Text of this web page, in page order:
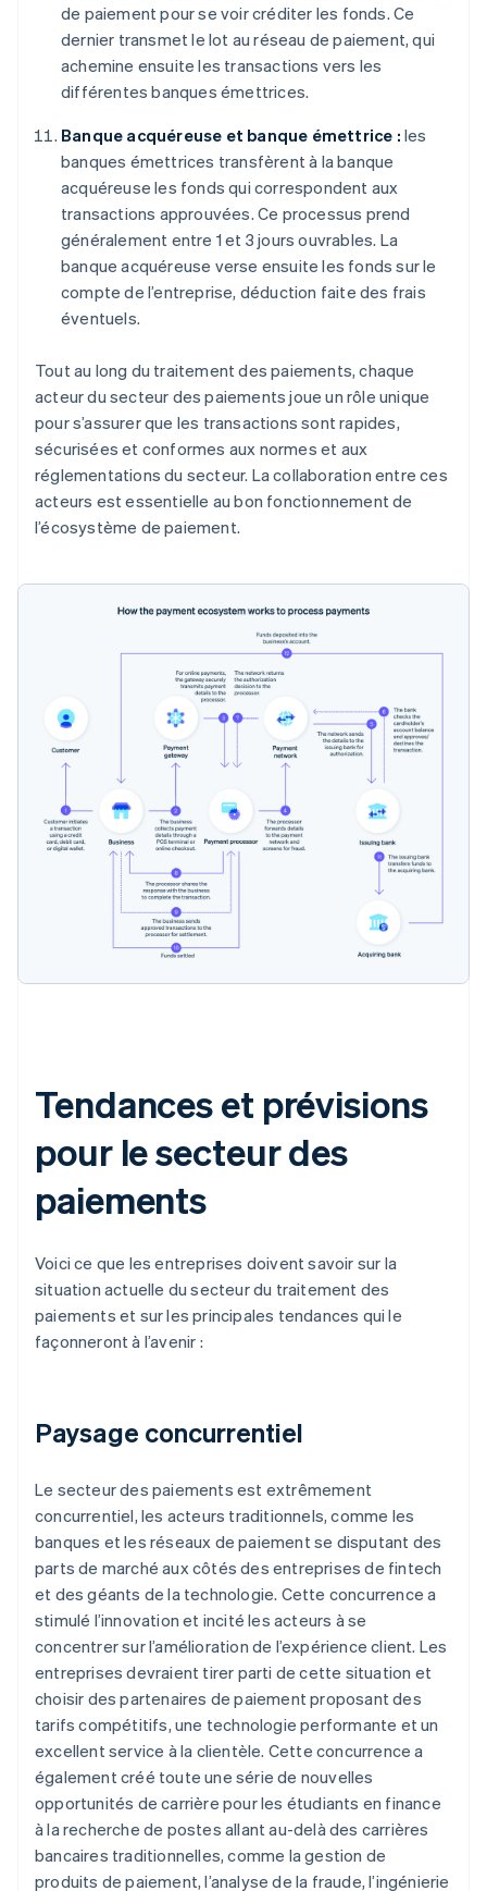
de paiement pour se voir créditer les fonds. Ce
dernier transmet le lot au réseau de paiement, qui
achemine ensuite les transactions vers les
différentes banques émettrices.
Banque acquéreuse et banque émettrice : les
banques émettrices transfèrent à la banque
acquéreuse les fonds qui correspondent aux
transactions approuvées. Ce processus prend
généralement entre 1 et 3 jours ouvrables. La
banque acquéreuse verse ensuite les fonds sur le
compte de l’entreprise, déduction faite des frais
éventuels.
Tout au long du traitement des paiements, chaque
acteur du secteur des paiements joue un rôle unique
pour s’assurer que les transactions sont rapides,
sécurisées et conformes aux normes et aux
réglementations du secteur. La collaboration entre ces
acteurs est essentielle au bon fonctionnement de
l’écosystème de paiement.
Tendances et prévisions
pour le secteur des
paiements
Voici ce que les entreprises doivent savoir sur la
situation actuelle du secteur du traitement des
paiements et sur les principales tendances qui le
façonneront à l’avenir :
Paysage concurrentiel
Le secteur des paiements est extrêmement
concurrentiel, les acteurs traditionnels, comme les
banques et les réseaux de paiement se disputant des
parts de marché aux côtés des entreprises de fintech
et des géants de la technologie. Cette concurrence a
stimulé l’innovation et incité les acteurs à se
concentrer sur l’amélioration de l’expérience client. Les
entreprises devraient tirer parti de cette situation et
choisir des partenaires de paiement proposant des
tarifs compétitifs, une technologie performante et un
excellent service à la clientèle. Cette concurrence a
également créé toute une série de nouvelles
opportunités de carrière pour les étudiants en finance
à la recherche de postes allant au-delà des carrières
bancaires traditionnelles, comme la gestion de
produits de paiement, l’analyse de la fraude, l’ingénierie